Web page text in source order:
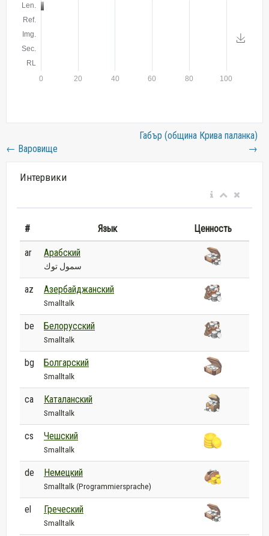
← Варовище
Габър (община Крива паланка)
→
Интервики
# Язык Ценность
ar Арабский
سمول توك
az Азербайджанский
Smalltalk
be Белорусский
Smalltalk
bg Болгарский
Smalltalk
ca Каталанский
Smalltalk
cs Чешский
Smalltalk
de Немецкий
Smalltalk (Programmiersprache)
el Греческий
Smalltalk